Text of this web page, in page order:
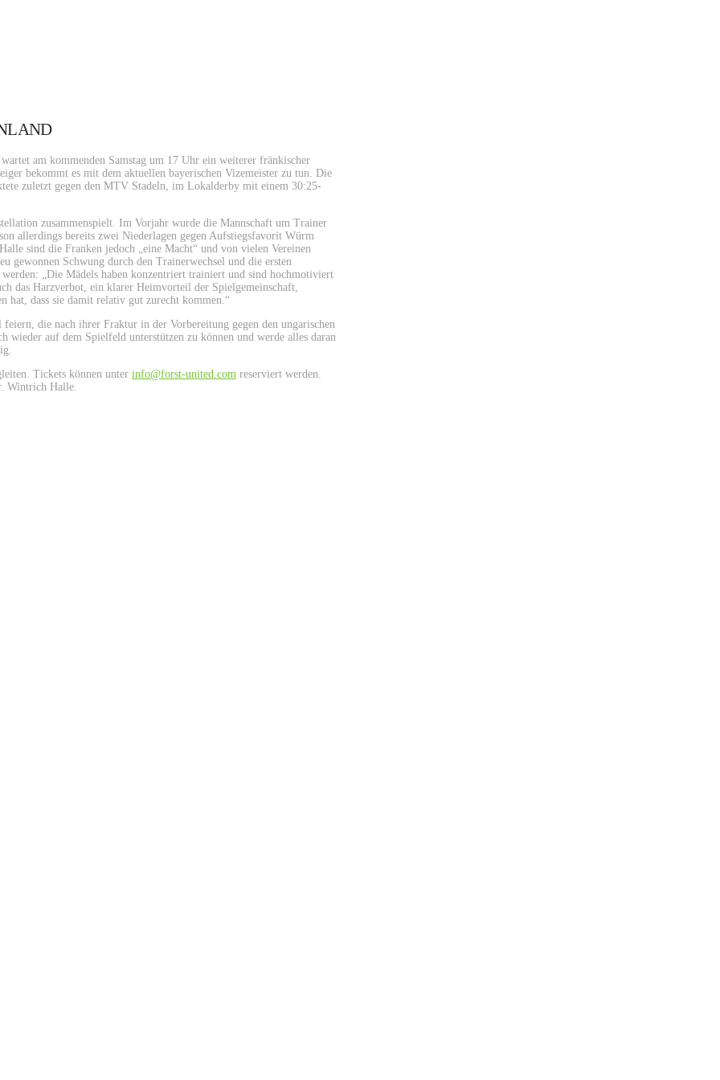
am kommenden Samstag um 17 Uhr ein weiterer fränkischer
bekommt es mit dem aktuellen bayerischen Vizemeister zu tun. Die
zuletzt gegen den MTV Stadeln, im Lokalderby mit einem 30:25-
zusammenspielt. Im Vorjahr wurde die Mannschaft um Trainer
allerdings bereits zwei Niederlagen gegen Aufstiegsfavorit Würm
sind die Franken jedoch „eine Macht“ und von vielen Vereinen
gewonnen Schwung durch den Trainerwechsel und die ersten
„Die Mädels haben konzentriert trainiert und sind hochmotiviert
das Harzverbot, ein klarer Heimvorteil der Spielgemeinschaft,
hat, dass sie damit relativ gut zurecht kommen.“
die nach ihrer Fraktur in der Vorbereitung gegen den ungarischen
auf dem Spielfeld unterstützen zu können und werde alles daran
Tickets können unter info@forst-united.com reserviert werden.
Wintrich Halle.